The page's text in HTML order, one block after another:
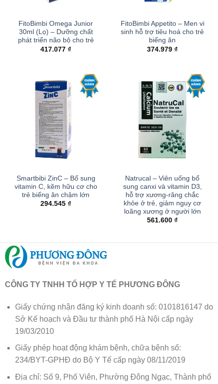
FitoBimbi Omega Junior
30ml (Lọ) – Dưỡng chất
phát triển não bộ cho trẻ
417.077 ₫
FitoBimbi Appetito – Men vi
sinh hỗ trợ tiêu hoá cho trẻ
biếng ăn
374.979 ₫
Smartbibi ZinC – Bổ sung
vitamin C, kẽm hữu cơ cho
trẻ biếng ăn chậm lớn
294.545 ₫
Natrucal – Viên uống bổ
sung canxi và vitamin D3,
hỗ trợ xương-răng chắc
khỏe ở trẻ, giảm nguy cơ
loãng xương ở người lớn
561.600 ₫
CÔNG TY TNHH TỔ HỢP Y TẾ PHƯƠNG ĐÔNG
Giấy chứng nhận đăng ký kinh doanh số: 0101816147 do
Sở Kế hoạch và Đầu tư thành phố Hà Nội cấp ngày
19/03/2010
Giấy phép hoạt động khám bệnh, chữa bệnh số:
234/BYT-GPHĐ do Bộ Y Tế cấp ngày 08/11/2019
Địa chỉ: Số 9, Phố Viên, Phường Đông Ngạc, Thành phố